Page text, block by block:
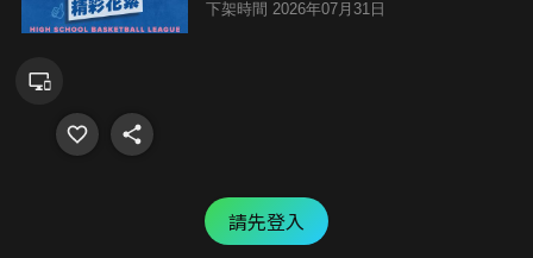
下架時間 2026年07月31日
請先登入